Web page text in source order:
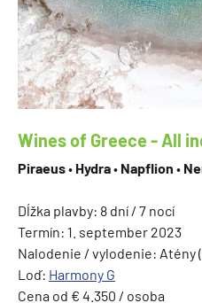
Wines of Greece - All
Piraeus• Hydra• Napflion •
Dĺžka plavby: 8 dní / 7 nocí
Termín: 1. september 2023
Nalodenie / vylodenie: Atény
Loď: Harmony G
Cena od € 4.350 / osoba